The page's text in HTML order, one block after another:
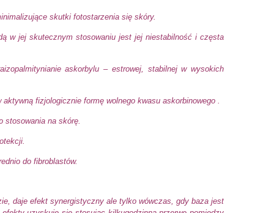
skutki fotostarzenia się skóry.
w jej skutecznym stosowaniu jest jej niestabilność i częsta
askorbylu – estrowej, stabilnej w wysokich
fizjologicznie formę wolnego kwasu askorbinowego .
stosowania na skórę.
do fibroblastów.
daje efekt synergistyczny ale tylko wówczas, gdy baza jest